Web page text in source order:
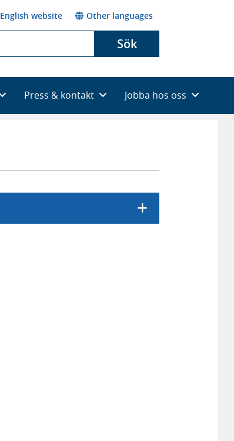
English website Other languages
Sök
Press & kontakt Jobba hos oss